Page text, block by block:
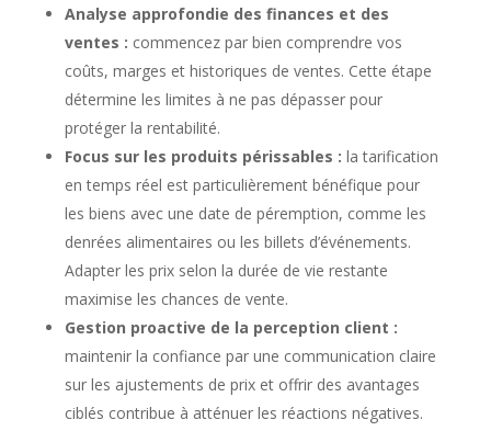
Analyse approfondie des finances et des
ventes : commencez par bien comprendre vos
coûts, marges et historiques de ventes. Cette étape
détermine les limites à ne pas dépasser pour
protéger la rentabilité.
Focus sur les produits périssables : la tarification
en temps réel est particulièrement bénéfique pour
les biens avec une date de péremption, comme les
denrées alimentaires ou les billets d’événements.
Adapter les prix selon la durée de vie restante
maximise les chances de vente.
Gestion proactive de la perception client :
maintenir la confiance par une communication claire
sur les ajustements de prix et offrir des avantages
ciblés contribue à atténuer les réactions négatives.